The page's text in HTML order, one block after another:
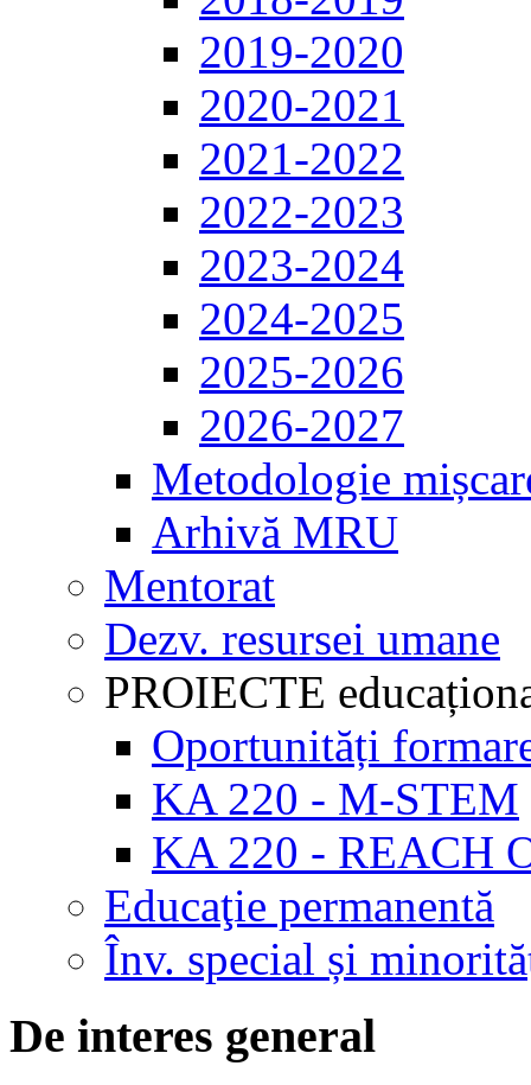
2019-2020
2020-2021
2021-2022
2022-2023
2023-2024
2024-2025
2025-2026
2026-2027
Metodologie
Arhivă MRU
Mentorat
Dezv. resursei umane
PROIECTE
Oportunități
KA 220 - M-STEM
KA 220 - REACH
Educaţie permanentă
Înv. special și
De interes general